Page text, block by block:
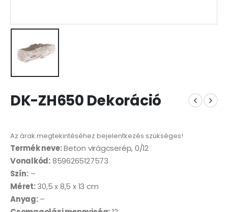
DK-ZH650 Dekoráció
Az árak megtekintéséhez bejelentkezés szükséges!
Termék neve:Beton virágcserép, 0/12
Vonalkód:8596265127573
Szín:–
Méret:30,5 x 8,5 x 13 cm
Anyag:–